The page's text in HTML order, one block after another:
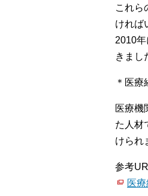
これら
ければ
2010
きまし
＊医療
医療機
た人材
けられ
参考
医